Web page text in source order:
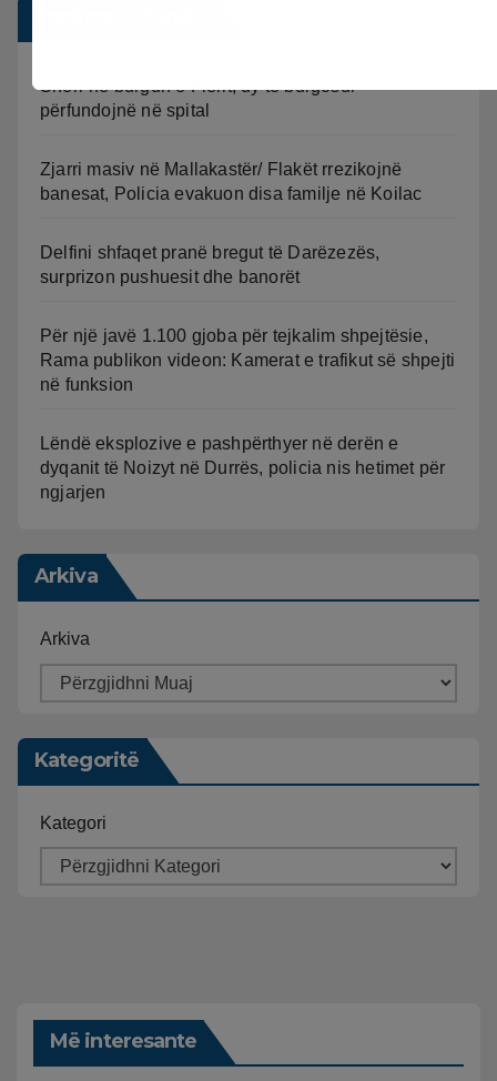
Sherr në burgun e Fierit, dy të burgosur
përfundojnë në spital
Zjarri masiv në Mallakastër/ Flakët rrezikojnë
banesat, Policia evakuon disa familje në Koilac
Delfini shfaqet pranë bregut të Darëzezës,
surprizon pushuesit dhe banorët
Për një javë 1.100 gjoba për tejkalim shpejtësie,
Rama publikon videon: Kamerat e trafikut së shpejti
në funksion
Lëndë eksplozive e pashpërthyer në derën e
dyqanit të Noizyt në Durrës, policia nis hetimet për
ngjarjen
Arkiva
Arkiva
Kategoritë
Kategori
Më interesante